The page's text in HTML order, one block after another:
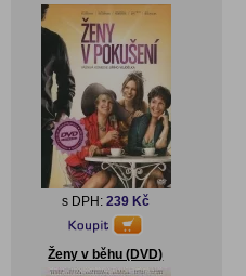
s DPH: 239 Kč
Ženy v běhu (DVD)